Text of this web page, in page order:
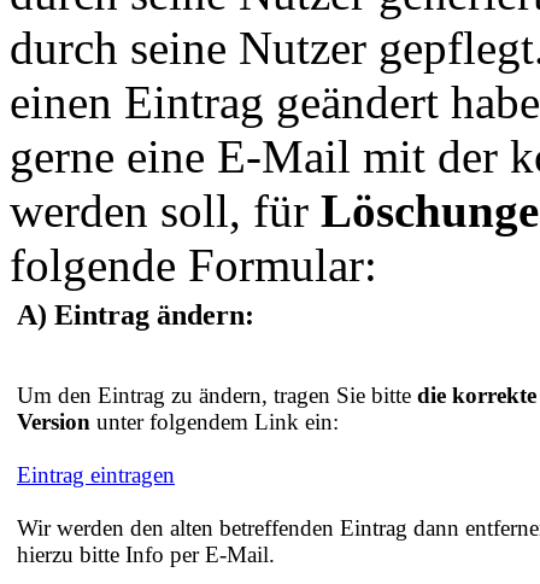
durch seine Nutzer
einen Eintrag geändert
gerne eine E-Mail mit der
werden soll, für
folgende Formular:
A) Eintrag ändern:
Um den Eintrag zu ändern, tragen Sie bitte die korrekte
Version unter folgendem Link ein:
Eintrag eintragen
Wir werden den alten betreffenden Eintrag dann
hierzu bitte Info per E-Mail.